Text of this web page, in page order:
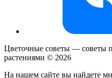
Цветочные советы — советы
растениями © 2026
На нашем сайте вы найдете